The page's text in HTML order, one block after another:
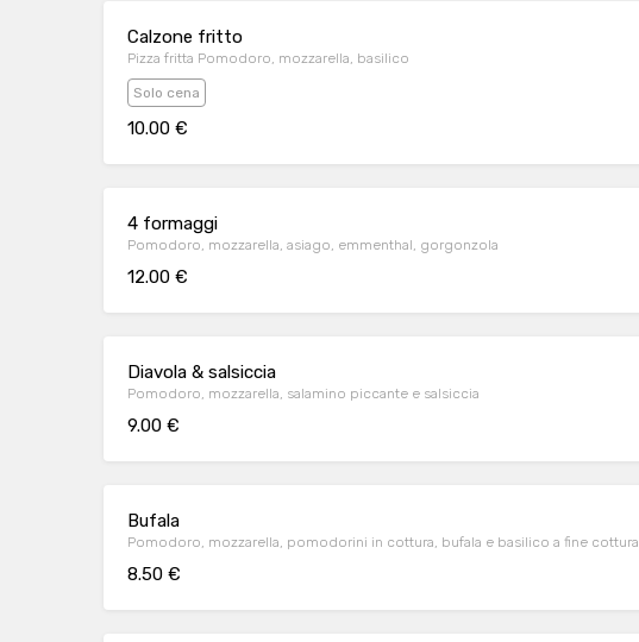
Calzone fritto
Pizza fritta Pomodoro, mozzarella, basilico
Solo cena
10.00 €
4 formaggi
Pomodoro, mozzarella, asiago, emmenthal, gorgonzola
12.00 €
Diavola & salsiccia
Pomodoro, mozzarella, salamino piccante e salsiccia
9.00 €
Bufala
Pomodoro, mozzarella, pomodorini in cottura, bufala e basilico a fine cottura
8.50 €